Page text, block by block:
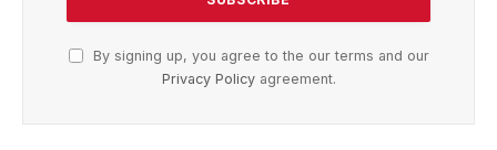
By signing up, you agree to the our terms and our
Privacy Policyagreement.